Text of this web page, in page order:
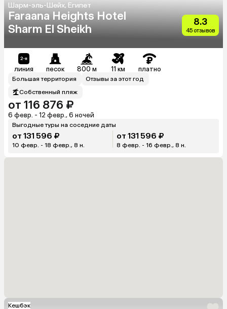
Шарм-эль-Шейх, Египет
Faraana Heights Hotel
Sharm El Sheikh
8.3
45 отзывов
линия песок 800 м 11 км платно
Большая территория
Отзывы за этот год
Собственный пляж
от 116 876 ₽
6 февр. - 12 февр., 6 ночей
Выгодные туры на соседние даты
от 131 596 ₽
10 февр. - 18 февр., 8 н.
от 131 596 ₽
8 февр. - 16 февр., 8 н.
Кешбэк